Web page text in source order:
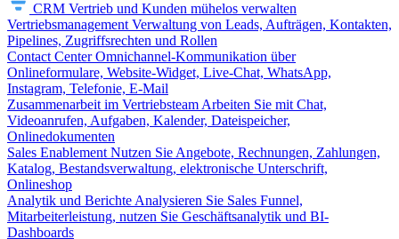
CRM Vertrieb und Kunden mühelos verwalten
Vertriebsmanagement Verwaltung von Leads, Aufträgen, Kontakten,
Pipelines, Zugriffsrechten und Rollen
Contact Center Omnichannel-Kommunikation über
Onlineformulare, Website-Widget, Live-Chat, WhatsApp,
Instagram, Telefonie, E-Mail
Zusammenarbeit im Vertriebsteam Arbeiten Sie mit Chat,
Videoanrufen, Aufgaben, Kalender, Dateispeicher,
Onlinedokumenten
Sales Enablement Nutzen Sie Angebote, Rechnungen, Zahlungen,
Katalog, Bestandsverwaltung, elektronische Unterschrift,
Onlineshop
Analytik und Berichte Analysieren Sie Sales Funnel,
Mitarbeiterleistung, nutzen Sie Geschäftsanalytik und BI-
Dashboards